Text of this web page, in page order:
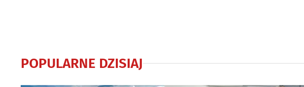
POPULARNE DZISIAJ